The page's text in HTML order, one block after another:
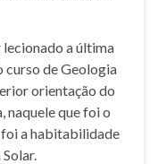
a última
curso de Geologia
orientação do
que foi o
a habitabilidade